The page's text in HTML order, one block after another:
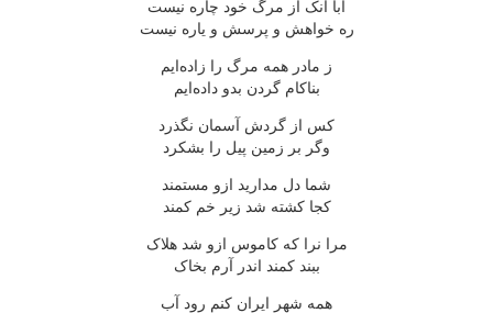
ابا آنک از مرگ خود چاره نیست
ره خواهش و پرسش و یاره نیست
ز مادر همه مرگ را زاده‌ایم
بناکام گردن بدو داده‌ایم
کس از گردش آسمان نگذرد
وگر بر زمین پیل را بشکرد
شما دل مدارید ازو مستمند
کجا کشته شد زیر خم کمند
مرا نرا که کاموس ازو شد هلاک
ببند کمند اندر آرم بخاک
همه شهر ایران کنم رود آب